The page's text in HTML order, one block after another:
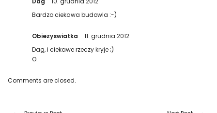
Bardzo ciekawa budowla :-)
Obiezyswiatka
11. grudnia 2012
Dag, i ciekawe rzeczy kryje ;)
O.
Comments are closed.